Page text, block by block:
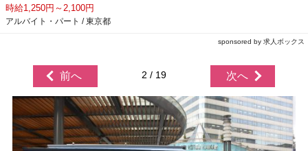
時給1,250円～2,100円
アルバイト・パート / 東京都
sponsored by 求人ボックス
前へ 2 / 19 次へ